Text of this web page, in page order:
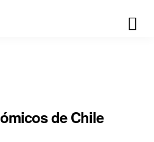
de Chile